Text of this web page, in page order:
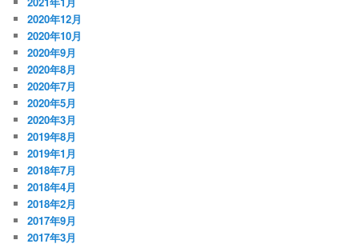
2020年12月
2020年10月
2020年9月
2020年8月
2020年7月
2020年5月
2020年3月
2019年8月
2019年1月
2018年7月
2018年4月
2018年2月
2017年9月
2017年3月